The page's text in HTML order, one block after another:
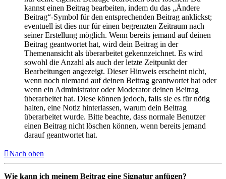
kannst einen Beitrag bearbeiten, indem du das „Ändere
Beitrag“-Symbol für den entsprechenden Beitrag anklickst;
eventuell ist dies nur für einen begrenzten Zeitraum nach
seiner Erstellung möglich. Wenn bereits jemand auf deinen
Beitrag geantwortet hat, wird dein Beitrag in der
Themenansicht als überarbeitet gekennzeichnet. Es wird
sowohl die Anzahl als auch der letzte Zeitpunkt der
Bearbeitungen angezeigt. Dieser Hinweis erscheint nicht,
wenn noch niemand auf deinen Beitrag geantwortet hat oder
wenn ein Administrator oder Moderator deinen Beitrag
überarbeitet hat. Diese können jedoch, falls sie es für nötig
halten, eine Notiz hinterlassen, warum dein Beitrag
überarbeitet wurde. Bitte beachte, dass normale Benutzer
einen Beitrag nicht löschen können, wenn bereits jemand
darauf geantwortet hat.
Nach oben
Wie kann ich meinem Beitrag eine Signatur anfügen?